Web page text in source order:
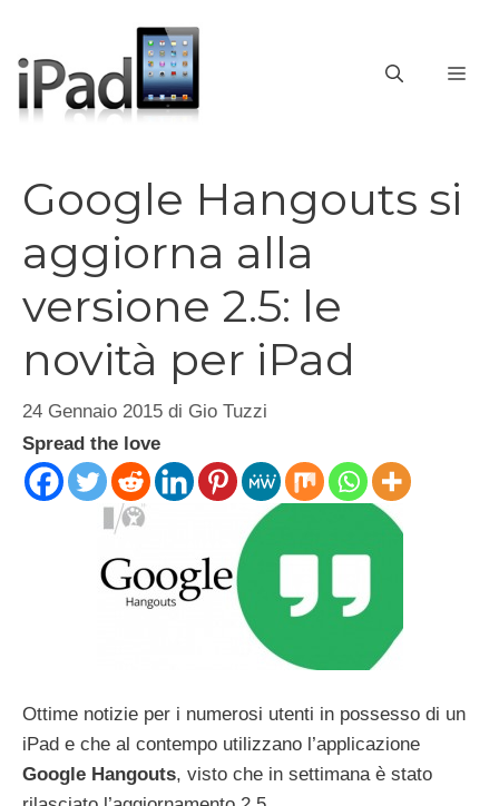
contenuto
Google Hangouts si
aggiorna alla
versione 2.5: le
novità per iPad
24 Gennaio 2015 di Gio Tuzzi
Spread the love
Ottime notizie per i numerosi utenti in possesso di un
iPad e che al contempo utilizzano l’applicazione
Google Hangouts, visto che in settimana è stato